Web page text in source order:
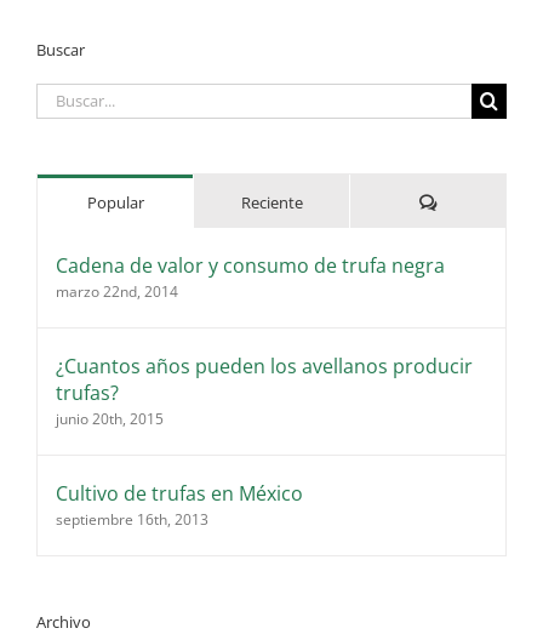
Buscar
Buscar:
Popular Reciente Comentarios
Cadena de valor y consumo de trufa negra
marzo 22nd, 2014
¿Cuantos años pueden los avellanos producir
trufas?
junio 20th, 2015
Cultivo de trufas en México
septiembre 16th, 2013
Archivo